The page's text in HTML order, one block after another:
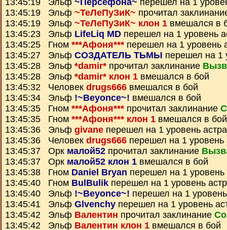
13:45:19 Эльф ~Персефона~ перешел на 1
13:45:19 Эльф ~ТеЛеПуЗиК~ прочитал
13:45:19 Эльф ~ТеЛеПуЗиК~ клон 1 вмешался в
13:45:23 Эльф LifeLiq MD перешел на 1 уровень
13:45:25 Гном ***Афоня*** перешел на 1 уровень
13:45:27 Эльф СОЗДАТЕЛЬ ТЬМЫ перешел на 1
13:45:28 Эльф *damir* прочитал заклинание
13:45:28 Эльф *damir* клон 1 вмешался в бой
13:45:32 Человек drugs666 вмешался в бой
13:45:34 Эльф !~Beyonce~! вмешался в бой
13:45:35 Гном ***Афоня*** прочитал заклинание
13:45:35 Гном ***Афоня*** клон 1 вмешался в бой
13:45:36 Эльф givane перешел на 1 уровень
13:45:36 Человек drugs666 перешел на 1 уровень
13:45:37 Орк малой52 прочитал заклинание
13:45:37 Орк малой52 клон 1 вмешался в бой
13:45:38 Гном Daniel Bryan перешел на 1 уровень
13:45:40 Гном BulBulik перешел на 1 уровень
13:45:40 Эльф !~Beyonce~! перешел на 1
13:45:41 Эльф Glvenchy перешел на 1 уровень
13:45:42 Эльф Валентин прочитал заклинание
13:45:42 Эльф Валентин клон 1 вмешался в бой